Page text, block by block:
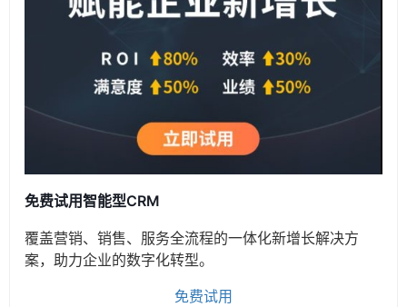
免费试用智能型CRM
覆盖营销、销售、服务全流程的一体化新增长解决方
案，助力企业的数字化转型。
免费试用